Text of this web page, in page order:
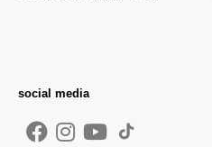
social media